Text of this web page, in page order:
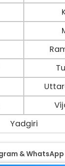
Yadgiri
&